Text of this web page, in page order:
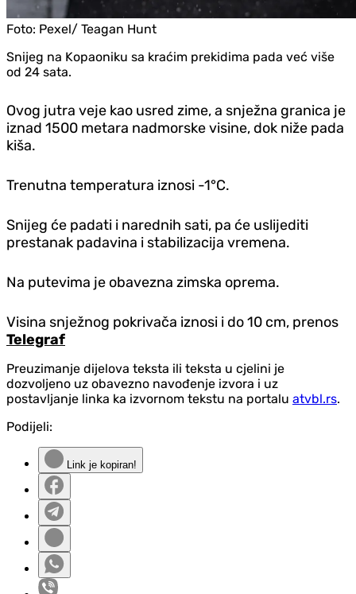
Foto: Pexel/ Teagan Hunt
Snijeg na Kopaoniku sa kraćim prekidima pada već više
od 24 sata.
Ovog jutra veje kao usred zime, a snježna granica je
iznad 1500 metara nadmorske visine, dok niže pada
kiša.
Trenutna temperatura iznosi -1°C.
Snijeg će padati i narednih sati, pa će uslijediti
prestanak padavina i stabilizacija vremena.
Na putevima je obavezna zimska oprema.
Visina snježnog pokrivača iznosi i do 10 cm, prenos
Telegraf
Preuzimanje dijelova teksta ili teksta u cjelini je
dozvoljeno uz obavezno navođenje izvora i uz
postavljanje linka ka izvornom tekstu na portalu atvbl.rs.
Podijeli:
Link je kopiran!